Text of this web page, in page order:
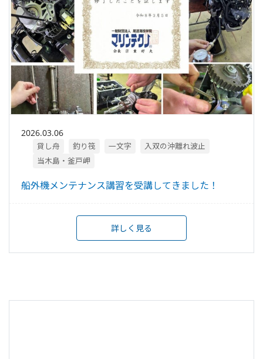
2026.03.06
貸し舟 釣り筏 一文字
入双の沖離れ波止
当木島・釜戸岬
船外機メンテナンス講習を受講してきました！
詳しく見る